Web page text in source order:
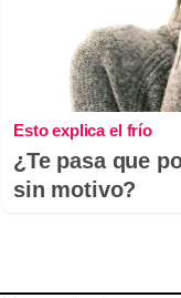
Esto explica el frío
¿Te pasa que
sin motivo?